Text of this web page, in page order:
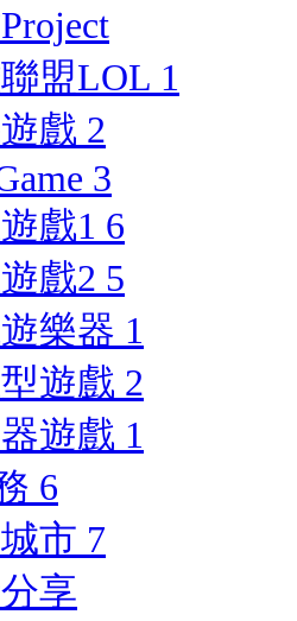
盟LOL 1
戲 2
3
戲1 6
戲2 5
樂器 1
遊戲 2
遊戲 1
6
市 7
享